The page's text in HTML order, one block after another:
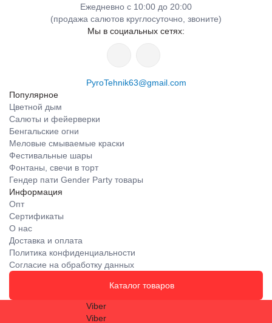
Ежедневно с 10:00 до 20:00
(продажа салютов круглосуточно, звоните)
Мы в социальных сетях:
PyroTehnik63@gmail.com
Популярное
Цветной дым
Салюты и фейерверки
Бенгальские огни
Меловые смываемые краски
Фестивальные шары
Фонтаны, свечи в торт
Гендер пати Gender Party товары
Информация
Опт
Сертификаты
О нас
Доставка и оплата
Политика конфиденциальности
Согласие на обработку данных
Каталог товаров
Viber
Viber